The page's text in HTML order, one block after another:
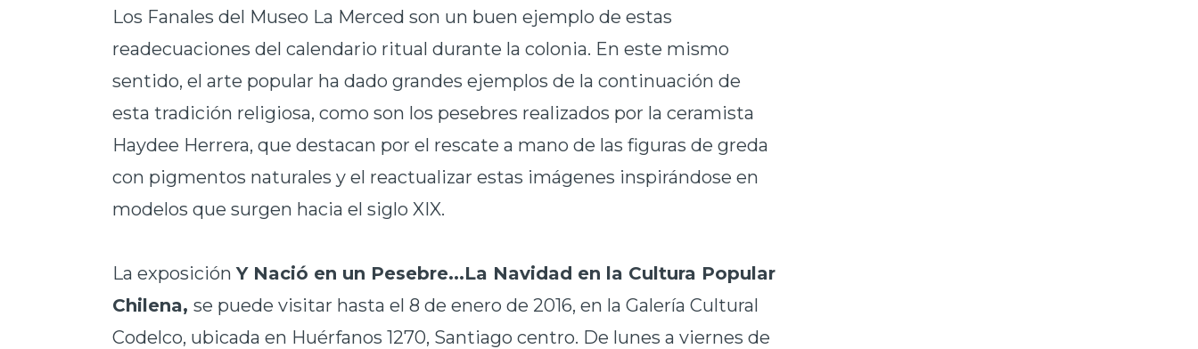
Los Fanales del Museo La Merced son un buen ejemplo de estas
readecuaciones del calendario ritual durante la colonia. En este mismo
sentido, el arte popular ha dado grandes ejemplos de la continuación de
esta tradición religiosa, como son los pesebres realizados por la ceramista
Haydee Herrera, que destacan por el rescate a mano de las figuras de greda
con pigmentos naturales y el reactualizar estas imágenes inspirándose en
modelos que surgen hacia el siglo XIX.
La exposiciónY Nació en un Pesebre...La Navidad en la Cultura Popular
Chilena,se puede visitar hasta el 8 de enero de 2016, en la Galería Cultural
Codelco, ubicada en Huérfanos 1270, Santiago centro. De lunes a viernes de